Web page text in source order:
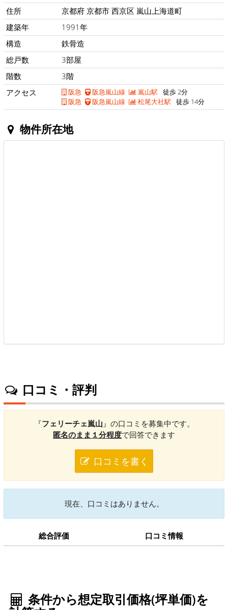
住所
京都府 京都市 西京区 嵐山上海道町
建築年
1991年
構造
鉄骨造
総戸数
3部屋
階数
3階
アクセス
阪急 阪急嵐山線 嵐山駅 徒歩 2分
阪急
阪急嵐山線 松尾大社駅 徒歩 14分
物件所在地
口コミ・評判
『フェリーチェ嵐山』の口コミを募集中です。
匿名のまま１分程度で回答できます
口コミを書く
現在、口コミはありません。
総合評価 口コミ情報
条件から想定取引価格(坪単価)を